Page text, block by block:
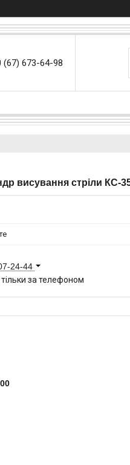
(67) 673-64-98
висування стріли КС-
24-44
за телефоном